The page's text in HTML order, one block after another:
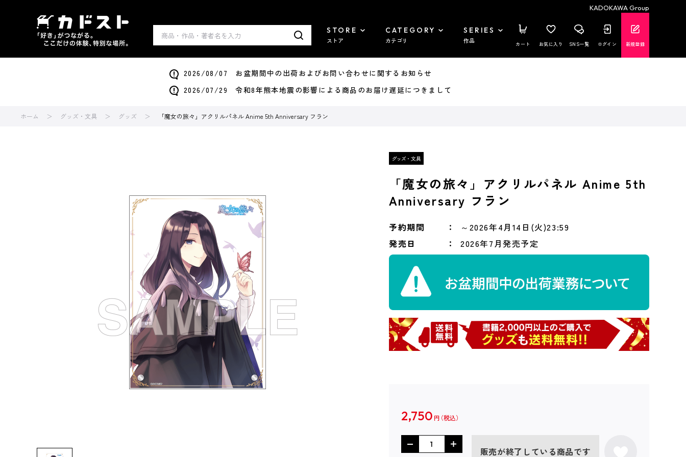
KADOKAWA Group
STORE
ストア
CATEGORY
カテゴリ
SERIES
作品 カート お気に入り SNS一覧 ログイン 新規登録
2026/08/07 お盆期間中の出荷およびお問い合わせに関するお知らせ
2026/07/29 令和8年熊本地震の影響による商品のお届け遅延につきまして
ホーム グッズ・文具 グッズ 「魔女の旅々」アクリルパネル Anime 5th Anniversary フラン
「魔女の旅々」アクリルパネル Anime 5th
Anniversary フラン
予約期間
～2026年4月14日(火)23:59
発売日
2026年7月発売予定
2,750 円
販売が終了している商品です